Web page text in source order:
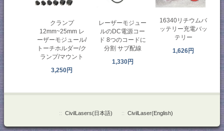
クランプ
12mm~25mm レ
ーザーモジュール/
トーチホルダー/ク
ランプ/マウント
3,250円
レーザーモジュー
ルのDC電源コー
ド 8つのコードに
分割 サブ配線
1,330円
16340リチウムバ
ッテリー充電バッ
テリー
1,626円
:: CivilLasers(日本語) :: CivilLaser(English)